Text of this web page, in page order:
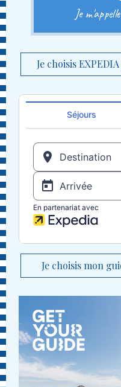
Je
Je choisis
Je choisis mon